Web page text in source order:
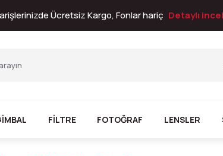
Ücretsiz Kargo, Fonlar hariç Detaylı
FİLTRE FOTOĞRAF LENSLER